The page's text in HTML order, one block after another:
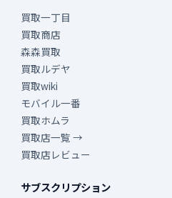
買取一丁目
買取商店
森森買取
買取ルデヤ
買取wiki
モバイル一番
買取ホムラ
買取店一覧 →
買取店レビュー
サブスクリプション